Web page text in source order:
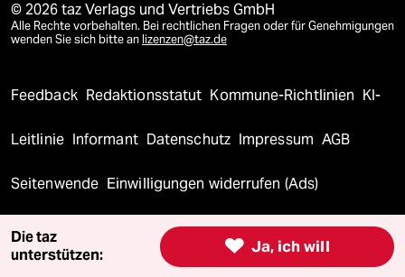
© 2026 taz Verlags und Vertriebs GmbH
Alle Rechte vorbehalten. Bei rechtlichen Fragen oder für Genehmigungen
wenden Sie sich bitte an lizenzen@taz.de
Feedback Redaktionsstatut Kommune-Richtlinien KI-
Leitlinie Informant Datenschutz Impressum AGB
Seitenwende Einwilligungen widerrufen (Ads)
 Ja, ich will
Die taz
unterstützen: